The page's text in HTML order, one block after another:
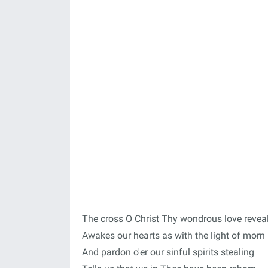
The cross O Christ Thy wondrous love
Awakes our hearts as with the light of morn
And pardon o'er our sinful spirits stealing